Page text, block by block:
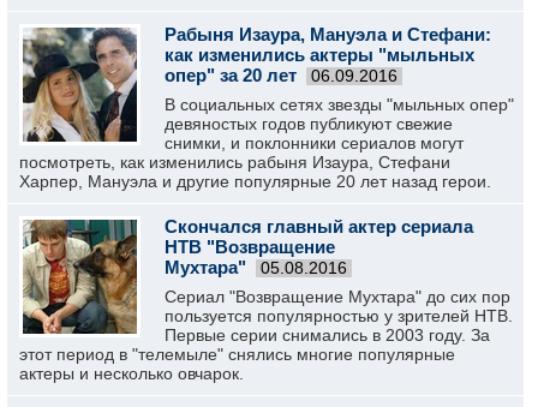
Рабыня Изаура, Мануэла и Стефани:
как изменились актеры "мыльных
опер" за 20 лет
06.09.2016
В социальных сетях звезды "мыльных опер"
девяностых годов публикуют свежие
снимки, и поклонники сериалов могут
посмотреть, как изменились рабыня Изаура, Стефани
Харпер, Мануэла и другие популярные 20 лет назад герои.
Скончался главный актер сериала
НТВ "Возвращение
Мухтара"
05.08.2016
Сериал "Возвращение Мухтара" до сих пор
пользуется популярностью у зрителей НТВ.
Первые серии снимались в 2003 году. За
этот период в "телемыле" снялись многие популярные
актеры и несколько овчарок.